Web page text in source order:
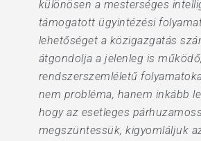
különösen a mesterséges
támogatott ügyintézési
lehetőséget a közigazgatás
átgondolja a jelenleg is
rendszerszemléletű
nem probléma, hanem inkább
hogy az esetleges
megszüntessük, kigyomláljuk